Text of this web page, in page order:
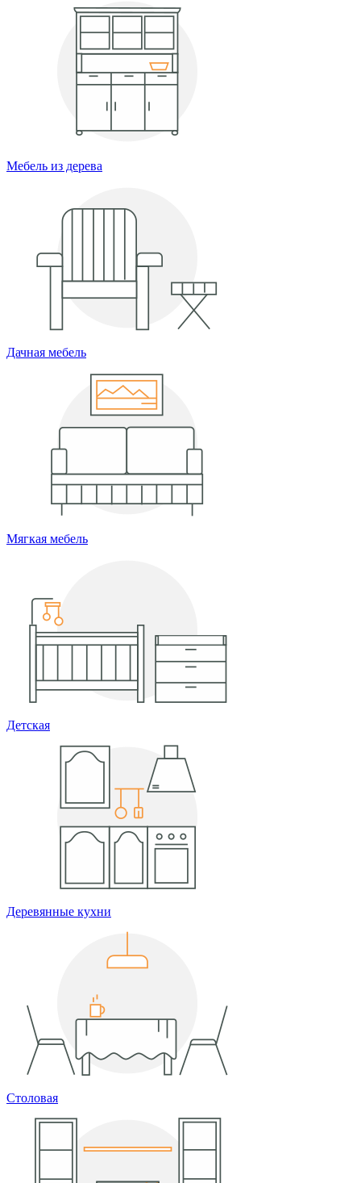
Мебель из дерева
Дачная мебель
Мягкая мебель
Детская
Деревянные кухни
Столовая